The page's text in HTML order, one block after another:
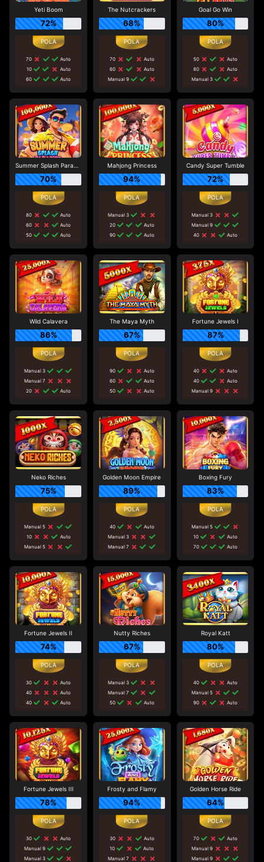
Yeti Boom
72%
70
Auto
10
Auto
60
Auto
The Nutcrackers
68%
70
Auto
60
Auto
Manual 9
Goal Go Win
80%
50
Auto
80
Auto
Manual 3
Summer Splash Paradise
70%
80
Auto
60
Auto
50
Auto
Mahjong Princess
94%
Manual 3
20
Auto
90
Auto
Candy Super Tumble
72%
Manual 3
Manual 9
40
Auto
Wild Calavera
86%
Manual 3
Manual 7
20
Auto
The Maya Myth
67%
90
Auto
60
Auto
50
Auto
Fortune Jewels I
87%
40
Auto
40
Auto
Manual 9
Neko Riches
75%
Manual 5
10
Auto
Manual 5
Golden Moon Empire
89%
40
Auto
Manual 3
Manual 7
Boxing Fury
83%
Manual 5
10
Auto
70
Auto
Fortune Jewels II
74%
30
Auto
40
Auto
40
Auto
Nutty Riches
67%
Manual 3
Manual 7
50
Auto
Royal Katt
80%
40
Auto
Manual 5
90
Auto
Fortune Jewels III
78%
30
Auto
Manual 9
Manual 3
Frosty and Flamy
94%
30
Auto
10
Auto
Manual 7
Golden Horse Ride
64%
70
Auto
Manual 9
Manual 9